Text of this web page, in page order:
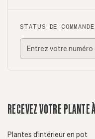
STATUS DE COMMANDE
RECEVEZ VOTRE PLANTE
Plantes d'intérieur en pot